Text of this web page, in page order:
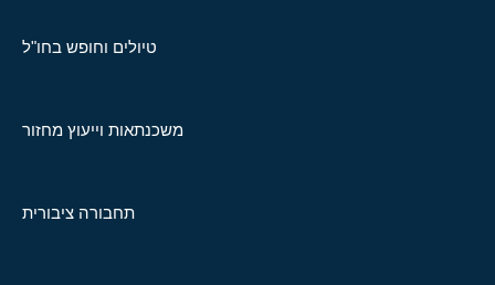
טיולים וחופש בחו"ל
משכנתאות וייעוץ מחזור
תחבורה ציבורית